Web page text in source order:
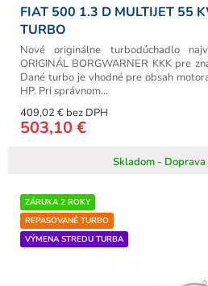
FIAT 500 1.3 D MULTIJET 55
TURBO
Skladom - Doprava
409,02 € bez DPH
503,10 €
Nové originálne turbodúchadlo
ORIGINÁL BORGWARNER KKK pre
Dané turbo je vhodné pre obsah
HP. Pri správnom...
ZÁRUKA 2 ROKY
REPASOVANÉ TURBO
VÝMENA STREDU TURBA